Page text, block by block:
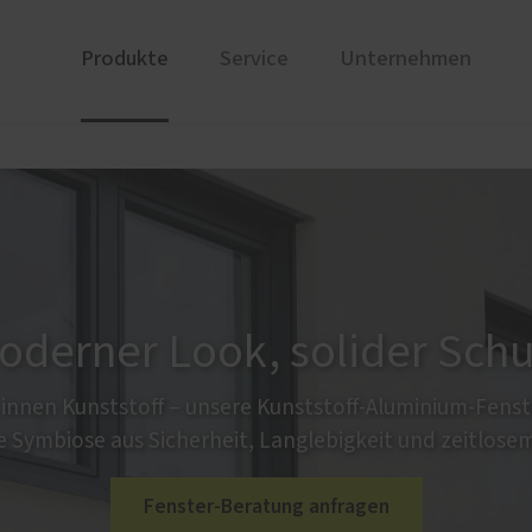
Produkte Service Unternehmen
Referenzen
Look, solider
Kunststoff – unsere Kunststoff-Aluminium-
Symbiose aus Sicherheit, Langlebigkeit und zeitlosem
Fenster-Beratung anfragen